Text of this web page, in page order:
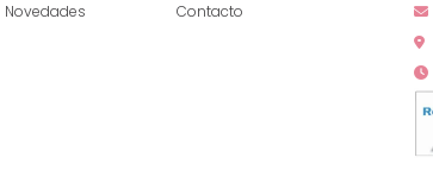
Novedades
Contacto